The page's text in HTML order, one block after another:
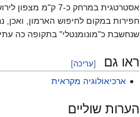
אסטרטגית
שנחשבת כ"מונומנטלי" בתקופה כה
ראו גם [עריכה]
ארכיאולוגיה מקראית
הערות שוליים